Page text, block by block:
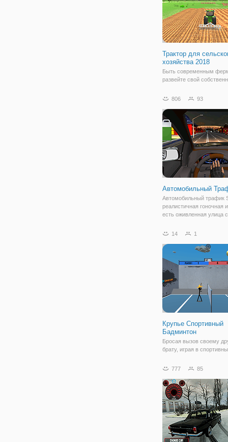
Трактор для
хозяйства 2018
Быть современным
развейте свой
тяжелую работу на
вознаграждены. Водить
harverster и выполнять
сельскохозяйственные
806 93
Автомобильный
Автомобильный трафик
реалистичная гоночная
есть оживленная улица с
придется взять на
хотите быть
бесконечная
14 1
Крупье Спортивный
Бадминтон
Бросая вызов своему
брату, играя в
выберите своего
матч. Покажите свои
способности и не дайте
матч. Выберите
777 85